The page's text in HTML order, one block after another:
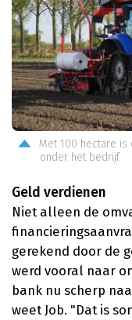
Met 100 hectare
onder het bedrijf.
Geld verdienen
Niet alleen de
gerekend door de
werd vooral naar
bank nu scherp
weet Job. "Dat is